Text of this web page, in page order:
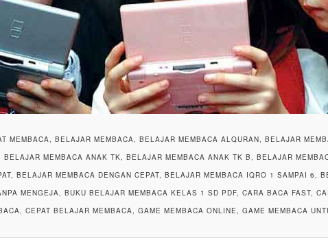
MEMBACA, BELAJAR MEMBACA, BELAJAR MEMBACA ALQURAN, BELAJAR
MEMBACA ANAK TK, BELAJAR MEMBACA ANAK TK B, BELAJAR
BELAJAR MEMBACA DENGAN CEPAT, BELAJAR MEMBACA IQRO 1 SAMPAI 6,
MENGEJA, BUKU BELAJAR MEMBACA KELAS 1 SD PDF, CARA BACA FAST,
CEPAT BELAJAR MEMBACA, GAME MEMBACA ONLINE, GAME MEMBACA